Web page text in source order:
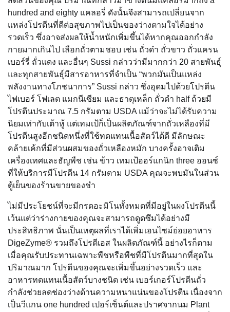
hundred and eighty แคลอรี่ ดังนั้นจึงสามารถเปลี่ยนจาก
แหล่งโปรตีนที่ดีต่อสุขภาพไปเป็นของว่างตามใจได้อย่าง
รวดเร็ว ซึ่งอาจส่งผลให้น้ำหนักเพิ่มขึ้นได้หากคุณออกกำลัง
กายมากเกินไป เลือกถั่วตามชอบ เช่น ถั่วดำ ถั่วขาว ถั่วแครน
เบอร์รี่ ถั่วแดง และอื่นๆ Sussi กล่าวว่ามีมากกว่า 20 สายพันธุ์
และทุกสายพันธุ์มีสารอาหารที่จำเป็น “พวกมันเป็นแหล่ง
พลังงานทางโภชนาการ” Sussi กล่าว ซึ่งอุดมไปด้วยโปรตีน
ไฟเบอร์ โฟเลต แมกนีเซียม และธาตุเหล็ก ถั่วดำ half ถ้วยมี
โปรตีนประมาณ 7.5 กรัมตาม USDA แม้ว่าจะไม่ได้รับความ
นิยมเท่ากับเต้าหู้ แต่เทมเป้ก็เป็นผลิตภัณฑ์จากถั่วเหลืองที่มี
โปรตีนสูงอีกชนิดหนึ่งที่ใช้ทดแทนเนื้อสัตว์ได้ดี มีลักษณะ
คล้ายเค้กที่มีส่วนผสมของถั่วเหลืองหมัก บางครั้งอาจเติม
เครื่องเทศและธัญพืช เช่น ข้าว เทมเป้ออร์แกนิก three ออนซ์
ที่ให้บริการมีโปรตีน 14 กรัมตาม USDA คุณจะพบมันในส่วน
ตู้เย็นของร้านขายของชำ
ไม่มีประโยชน์ที่จะมีกรดอะมิโนทั้งหมดที่มีอยู่ในผงโปรตีนนี้
เว้นแต่ว่าร่างกายของคุณจะสามารถดูดซึมได้อย่างมี
ประสิทธิภาพ นั่นเป็นเหตุผลที่เราได้เพิ่มเอนไซม์ย่อยอาหาร
DigeZyme® รวมถึงโปรตีเอส ในผลิตภัณฑ์นี้ อย่างไรก็ตาม
เมื่อคุณรับประทานเฉพาะพืชหรือพืชที่มีโปรตีนมากที่สุดใน
ปริมาณมาก โปรตีนของคุณจะเพิ่มขึ้นอย่างรวดเร็ว และ
อาหารทดแทนเนื้อสัตว์บางชนิด เช่น เบอร์เกอร์โปรตีนถั่ว
กำลังช่วยลดช่องว่างด้านความหนาแน่นของโปรตีน เนื่องจาก
เป็นวีแกน one hundred เปอร์เซ็นต์และปราศจากนม Plant